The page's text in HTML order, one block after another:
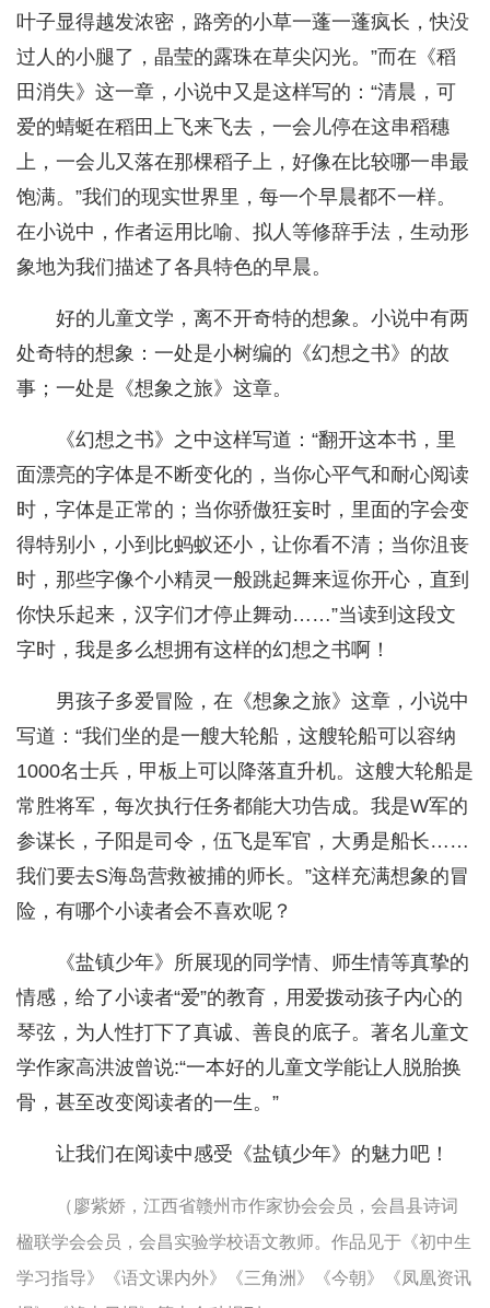
叶子显得越发浓密，路旁的小草一蓬一蓬疯长，快没
过人的小腿了，晶莹的露珠在草尖闪光。”而在《稻
田消失》这一章，小说中又是这样写的：“清晨，可
爱的蜻蜓在稻田上飞来飞去，一会儿停在这串稻穗
上，一会儿又落在那棵稻子上，好像在比较哪一串最
饱满。”我们的现实世界里，每一个早晨都不一样。
在小说中，作者运用比喻、拟人等修辞手法，生动形
象地为我们描述了各具特色的早晨。
好的儿童文学，离不开奇特的想象。小说中有两
处奇特的想象：一处是小树编的《幻想之书》的故
事；一处是《想象之旅》这章。
《幻想之书》之中这样写道：“翻开这本书，里
面漂亮的字体是不断变化的，当你心平气和耐心阅读
时，字体是正常的；当你骄傲狂妄时，里面的字会变
得特别小，小到比蚂蚁还小，让你看不清；当你沮丧
时，那些字像个小精灵一般跳起舞来逗你开心，直到
你快乐起来，汉字们才停止舞动……”当读到这段文
字时，我是多么想拥有这样的幻想之书啊！
男孩子多爱冒险，在《想象之旅》这章，小说中
写道：“我们坐的是一艘大轮船，这艘轮船可以容纳
1000名士兵，甲板上可以降落直升机。这艘大轮船是
常胜将军，每次执行任务都能大功告成。我是W军的
参谋长，子阳是司令，伍飞是军官，大勇是船长……
我们要去S海岛营救被捕的师长。”这样充满想象的冒
险，有哪个小读者会不喜欢呢？
《盐镇少年》所展现的同学情、师生情等真挚的
情感，给了小读者“爱”的教育，用爱拨动孩子内心的
琴弦，为人性打下了真诚、善良的底子。著名儿童文
学作家高洪波曾说:“一本好的儿童文学能让人脱胎换
骨，甚至改变阅读者的一生。”
让我们在阅读中感受《盐镇少年》的魅力吧！
（廖紫娇，江西省赣州市作家协会会员，会昌县诗词
楹联学会会员，会昌实验学校语文教师。作品见于《初中生
学习指导》《语文课内外》《三角洲》《今朝》《凤凰资讯